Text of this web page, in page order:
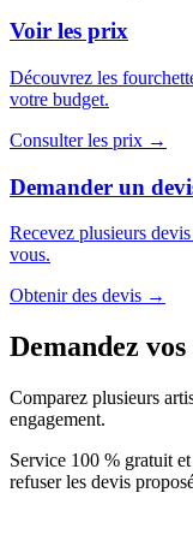
Voir les prix
Découvrez les
votre budget.
Consulter les prix →
Demander un
Recevez plusieurs
vous.
Obtenir des devis →
Demandez
Comparez plusieurs
engagement.
Service 100 % gratuit
refuser les devis